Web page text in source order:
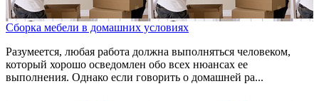
Сборка мебели в домашних условиях
Разумеется, любая работа должна выполняться человеком,
который хорошо осведомлен обо всех нюансах ее
выполнения. Однако если говорить о домашней ра...